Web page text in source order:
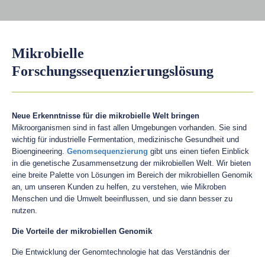
Mikrobielle
Forschungssequenzierungslösung
Neue Erkenntnisse für die mikrobielle Welt bringen
Mikroorganismen sind in fast allen Umgebungen vorhanden. Sie sind
wichtig für industrielle Fermentation, medizinische Gesundheit und
Bioengineering. Genomsequenzierung gibt uns einen tiefen Einblick
in die genetische Zusammensetzung der mikrobiellen Welt. Wir bieten
eine breite Palette von Lösungen im Bereich der mikrobiellen Genomik
an, um unseren Kunden zu helfen, zu verstehen, wie Mikroben
Menschen und die Umwelt beeinflussen, und sie dann besser zu
nutzen.
Die Vorteile der mikrobiellen Genomik
Die Entwicklung der Genomtechnologie hat das Verständnis der